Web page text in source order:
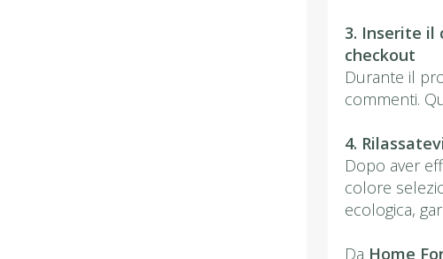
3. Inserite il
checkout
Durante il
commenti.
4.
Dopo aver
colore
ecologica,
Da Home